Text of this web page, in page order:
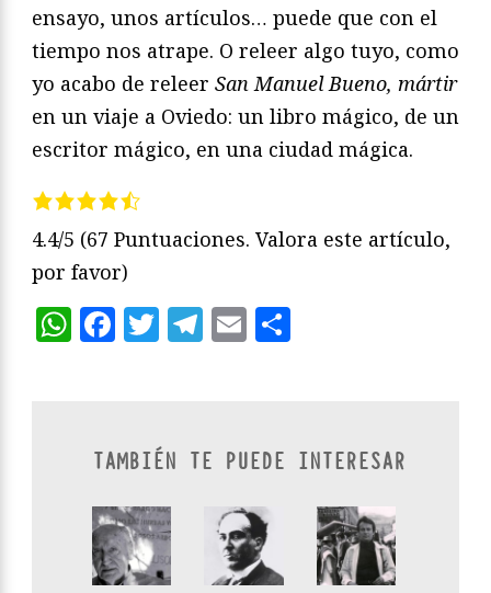
ensayo, unos artículos… puede que con el
tiempo nos atrape. O releer algo tuyo, como
yo acabo de releer San Manuel Bueno, mártir
en un viaje a Oviedo: un libro mágico, de un
escritor mágico, en una ciudad mágica.
4.4/5 (67 Puntuaciones. Valora este artículo,
por favor)
WhatsApp
Facebook
Twitter
Telegram
Email
TAMBIÉN TE PUEDE INTERESAR